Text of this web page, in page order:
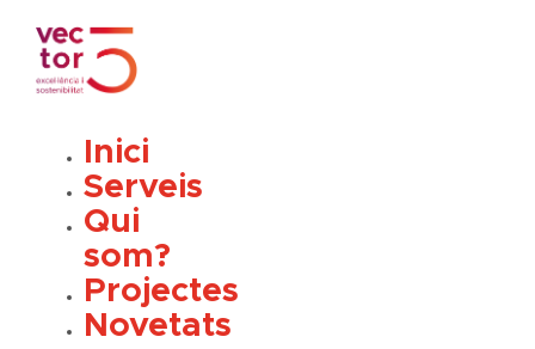
contingut
Inici
Serveis
Qui
som?
Projectes
Novetats